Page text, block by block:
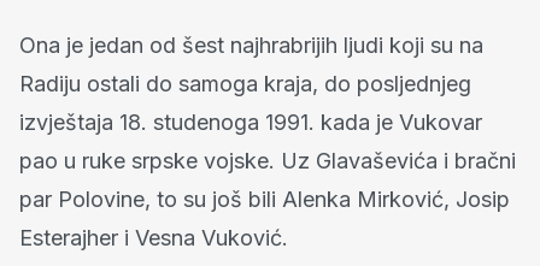
Ona je jedan od šest najhrabrijih ljudi koji su na
Radiju ostali do samoga kraja, do posljednjeg
izvještaja 18. studenoga 1991. kada je Vukovar
pao u ruke srpske vojske. Uz Glavaševića i bračni
par Polovine, to su još bili Alenka Mirković, Josip
Esterajher i Vesna Vuković.